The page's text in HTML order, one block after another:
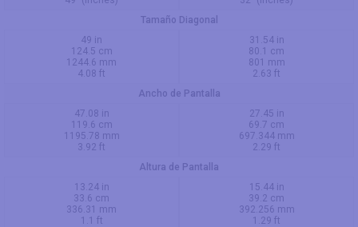
Tamaño Diagonal
49 in
124.5 cm
1244.6 mm
4.08 ft
31.54 in
80.1 cm
801 mm
2.63 ft
Ancho de Pantalla
47.08 in
119.6 cm
1195.78 mm
3.92 ft
27.45 in
69.7 cm
697.344 mm
2.29 ft
Altura de Pantalla
13.24 in
33.6 cm
336.31 mm
1.1 ft
15.44 in
39.2 cm
392.256 mm
1.29 ft